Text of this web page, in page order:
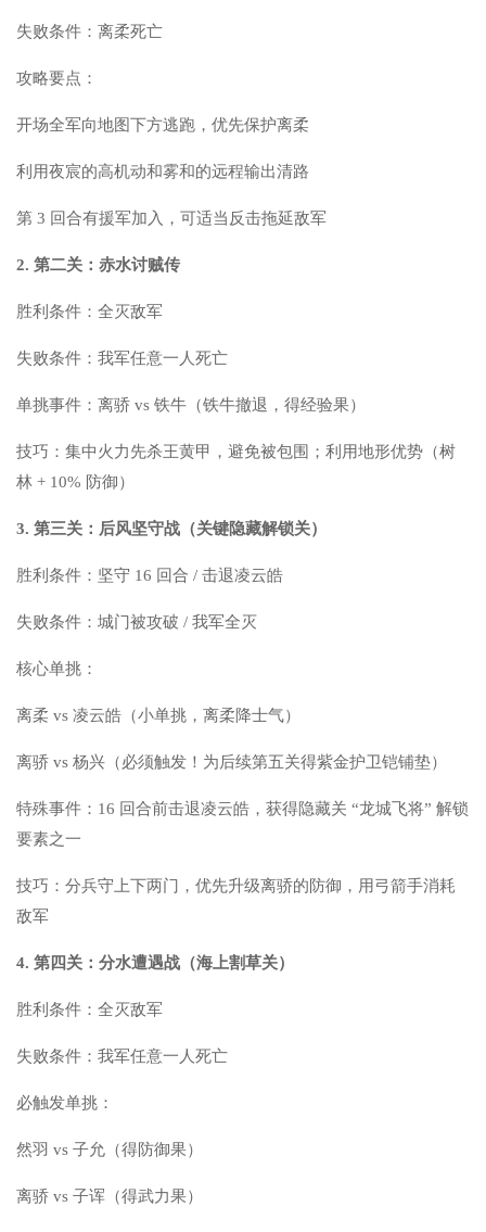
失败条件：离柔死亡
攻略要点：
开场全军向地图下方逃跑，优先保护离柔
利用夜宸的高机动和雾和的远程输出清路
第 3 回合有援军加入，可适当反击拖延敌军
2. 第二关：赤水讨贼传
胜利条件：全灭敌军
失败条件：我军任意一人死亡
单挑事件：离骄 vs 铁牛（铁牛撤退，得经验果）
技巧：集中火力先杀王黄甲，避免被包围；利用地形优势（树
林 + 10% 防御）
3. 第三关：后风坚守战（关键隐藏解锁关）
胜利条件：坚守 16 回合 / 击退凌云皓
失败条件：城门被攻破 / 我军全灭
核心单挑：
离柔 vs 凌云皓（小单挑，离柔降士气）
离骄 vs 杨兴（必须触发！为后续第五关得紫金护卫铠铺垫）
特殊事件：16 回合前击退凌云皓，获得隐藏关 “龙城飞将” 解锁
要素之一
技巧：分兵守上下两门，优先升级离骄的防御，用弓箭手消耗
敌军
4. 第四关：分水遭遇战（海上割草关）
胜利条件：全灭敌军
失败条件：我军任意一人死亡
必触发单挑：
然羽 vs 子允（得防御果）
离骄 vs 子诨（得武力果）